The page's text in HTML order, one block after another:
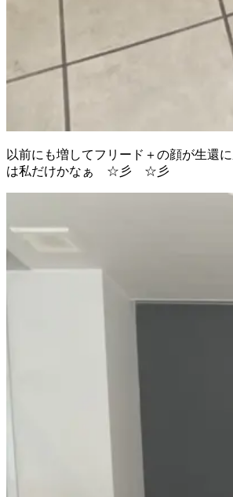
以前にも増してフリード＋の顔が生還
は私だけかなぁ ☆彡 ☆彡